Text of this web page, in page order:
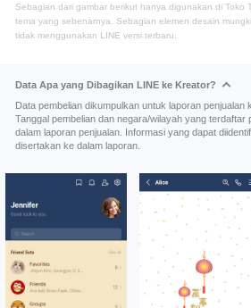
Sebagian dari gambar berikut hanya digunakan di Toko
tema yang sebenarnya. Sebagian elemen desain
tidak menggunakan LINE versi terbaru.
Data Apa yang Dibagikan LINE ke Kreator?
Data pembelian dikumpulkan untuk laporan penjualan
Tanggal pembelian dan negara/wilayah yang terdaftar
dalam laporan penjualan. Informasi yang dapat
disertakan ke dalam laporan.